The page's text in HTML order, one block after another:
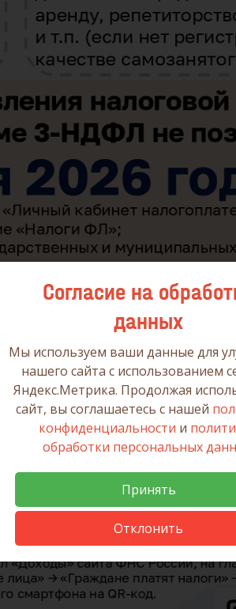
Согласие на
данных
Мы используем ваши данные для
нашего сайта с использованием
Яндекс.Метрика. Продолжая
сайт, вы соглашаетесь с нашей
конфиденциальности и
обработки персональных
Принять
Отклонить